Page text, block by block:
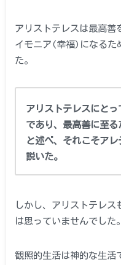
アリストテレスは最高善
イモニア(幸福)になるた
た。
アリストテレスにと
であり、最高善に至
と述べ、それこそア
説いた。
しかし、アリストテレス
は思っていませんでした。
観照的生活は神的な生活